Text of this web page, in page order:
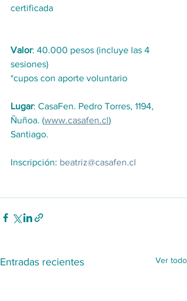
certificada
Valor: 40.000 pesos (incluye las 4
sesiones)
*cupos con aporte voluntario
Lugar: CasaFen. Pedro Torres, 1194,
Ñuñoa. (www.casafen.cl)
Santiago.
Inscripción: beatriz@casafen.cl
Entradas recientes Ver todo